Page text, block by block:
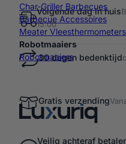
Volgende dag in huis
15:00
30 dagen bedenktijd
Gratis verzending
Veilig achteraf
Char-Griller Barbecues
Barbecue Accessoires
Meater Vleesthermometers
Robotmaaiers
Robotmaaiers